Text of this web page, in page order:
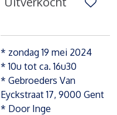
* zondag 19 mei 2024
* 10u tot ca. 16u30
* Gebroeders Van
Eyckstraat 17, 9000 Gent
* Door Inge